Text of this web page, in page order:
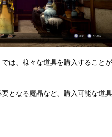
は、様々な道具を購入することが
となる魔晶など、購入可能な道具